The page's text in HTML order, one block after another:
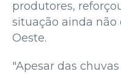
produtores,
situação ainda não
Oeste.
"Apesar das